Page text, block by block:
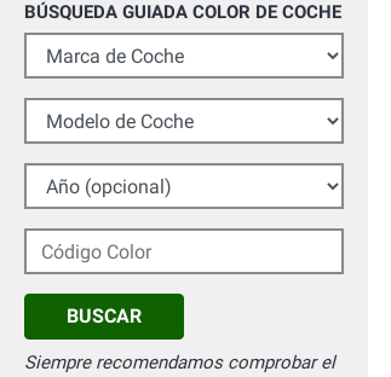
BÚSQUEDA GUIADA COLOR DE COCHE
Marca de Coche
Modelo de Coche
Año (opcional)
Código Color
BUSCAR
Siempre recomendamos comprobar el